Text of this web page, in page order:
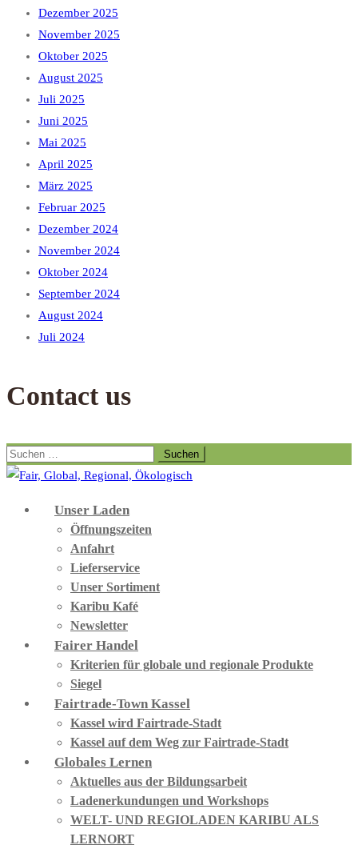
Dezember 2025
November 2025
Oktober 2025
August 2025
Juli 2025
Juni 2025
Mai 2025
April 2025
März 2025
Februar 2025
Dezember 2024
November 2024
Oktober 2024
September 2024
August 2024
Juli 2024
Contact us
Suchen
nach:
Unser Laden
Öffnungszeiten
Anfahrt
Lieferservice
Unser Sortiment
Karibu Kafé
Newsletter
Fairer Handel
Kriterien für globale und regionale Produkte
Siegel
Fairtrade-Town Kassel
Kassel wird Fairtrade-Stadt
Kassel auf dem Weg zur Fairtrade-Stadt
Globales Lernen
Aktuelles aus der Bildungsarbeit
Ladenerkundungen und Workshops
WELT- UND REGIOLADEN KARIBU ALS
LERNORT